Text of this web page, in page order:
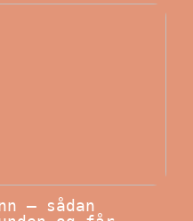
– sådan